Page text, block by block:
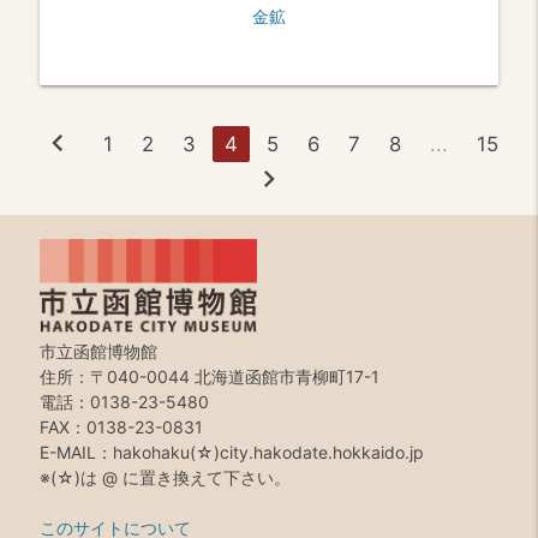
金鉱
chevron_left 1 2 3 4 5 6 7 8 ... 15
chevron_right
市立函館博物館
住所：〒040-0044 北海道函館市青柳町17-1
電話：0138-23-5480
FAX：0138-23-0831
E-MAIL：hakohaku(☆)city.hakodate.hokkaido.jp
※(☆)は @ に置き換えて下さい。
このサイトについて